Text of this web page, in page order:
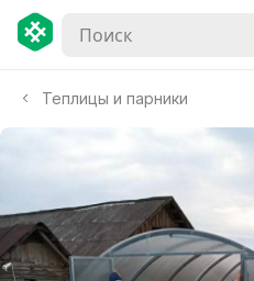
Теплицы и парники